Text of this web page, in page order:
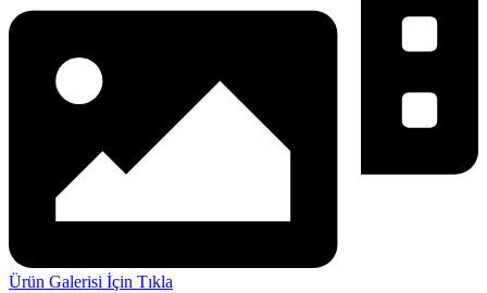
Ürün Galerisi İçin Tıkla